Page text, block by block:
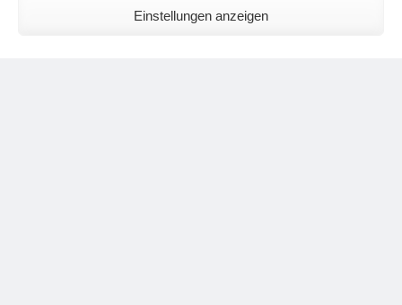
Einstellungen anzeigen
zuSpiritualität im Koffer – die Auflösung des